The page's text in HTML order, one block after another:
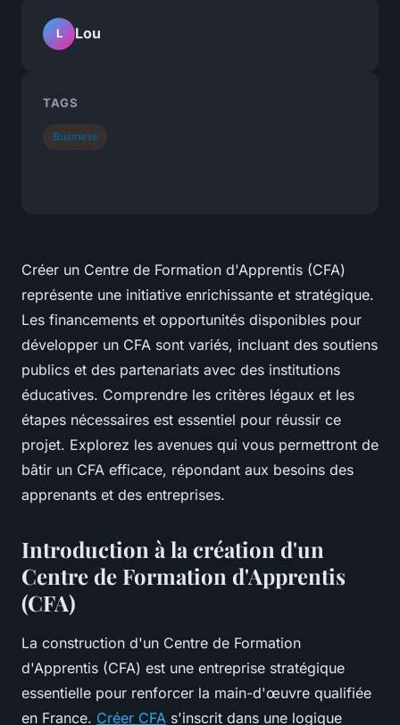
Créer un Centre de Formation d'Apprentis (CFA)
représente une initiative enrichissante et stratégique.
Les financements et opportunités disponibles pour
développer un CFA sont variés, incluant des soutiens
publics et des partenariats avec des institutions
éducatives. Comprendre les critères légaux et les
étapes nécessaires est essentiel pour réussir ce
projet. Explorez les avenues qui vous permettront de
bâtir un CFA efficace, répondant aux besoins des
apprenants et des entreprises.
Introduction à la création d'un
Centre de Formation d'Apprentis
(CFA)
La construction d'un Centre de Formation
d'Apprentis (CFA) est une entreprise stratégique
essentielle pour renforcer la main-d'œuvre qualifiée
en France. Créer CFA s'inscrit dans une logique
L Lou
TAGS
Business